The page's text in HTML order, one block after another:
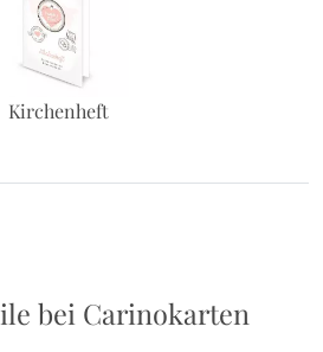
Kirchenheft
bei Carinokarten